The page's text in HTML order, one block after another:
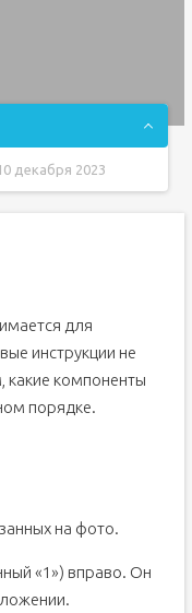
декабря 2023
для
инструкции не
какие компоненты
порядке.
на фото.
«1») вправо. Он